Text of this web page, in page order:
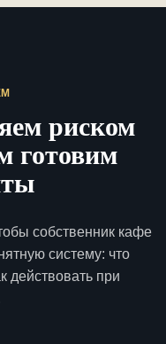
риском
готовим
собственник кафе
систему: что
действовать при